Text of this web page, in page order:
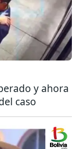
y ahora
caso